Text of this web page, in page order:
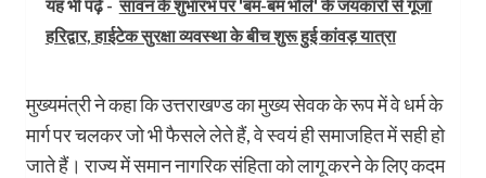
यह भी पढ़ें - सावन के शुभारंभ पर 'बम-बम भोले' के जयकारों से गूंजा
हरिद्वार, हाईटेक सुरक्षा व्यवस्था के बीच शुरू हुई कांवड़ यात्रा
मुख्यमंत्री ने कहा कि उत्तराखण्ड का मुख्य सेवक के रूप में वे धर्म के
मार्ग पर चलकर जो भी फैसले लेते हैं, वे स्वयं ही समाजहित में सही हो
जाते हैं। राज्य में समान नागरिक संहिता को लागू करने के लिए कदम